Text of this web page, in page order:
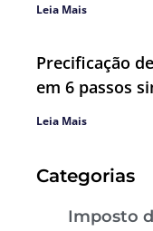
Leia Mais
Precificação
em 6 passos
Leia Mais
Categorias
Imposto